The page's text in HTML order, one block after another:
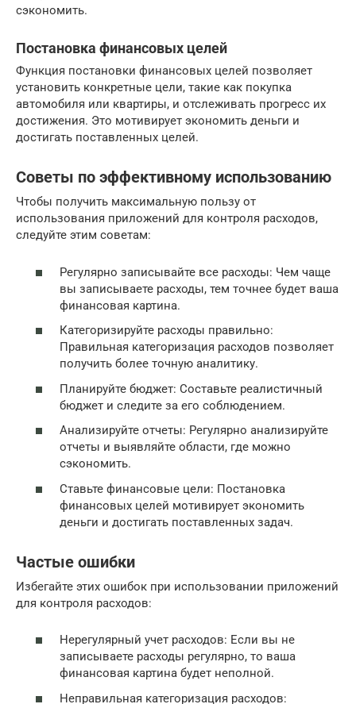
сэкономить.
Постановка финансовых целей
Функция постановки финансовых целей позволяет
установить конкретные цели, такие как покупка
автомобиля или квартиры, и отслеживать прогресс их
достижения. Это мотивирует экономить деньги и
достигать поставленных целей.
Советы по эффективному использованию
Чтобы получить максимальную пользу от
использования приложений для контроля расходов,
следуйте этим советам:
Регулярно записывайте все расходы: Чем чаще
вы записываете расходы, тем точнее будет ваша
финансовая картина.
Категоризируйте расходы правильно:
Правильная категоризация расходов позволяет
получить более точную аналитику.
Планируйте бюджет: Составьте реалистичный
бюджет и следите за его соблюдением.
Анализируйте отчеты: Регулярно анализируйте
отчеты и выявляйте области, где можно
сэкономить.
Ставьте финансовые цели: Постановка
финансовых целей мотивирует экономить
деньги и достигать поставленных задач.
Частые ошибки
Избегайте этих ошибок при использовании приложений
для контроля расходов:
Нерегулярный учет расходов: Если вы не
записываете расходы регулярно, то ваша
финансовая картина будет неполной.
Неправильная категоризация расходов: